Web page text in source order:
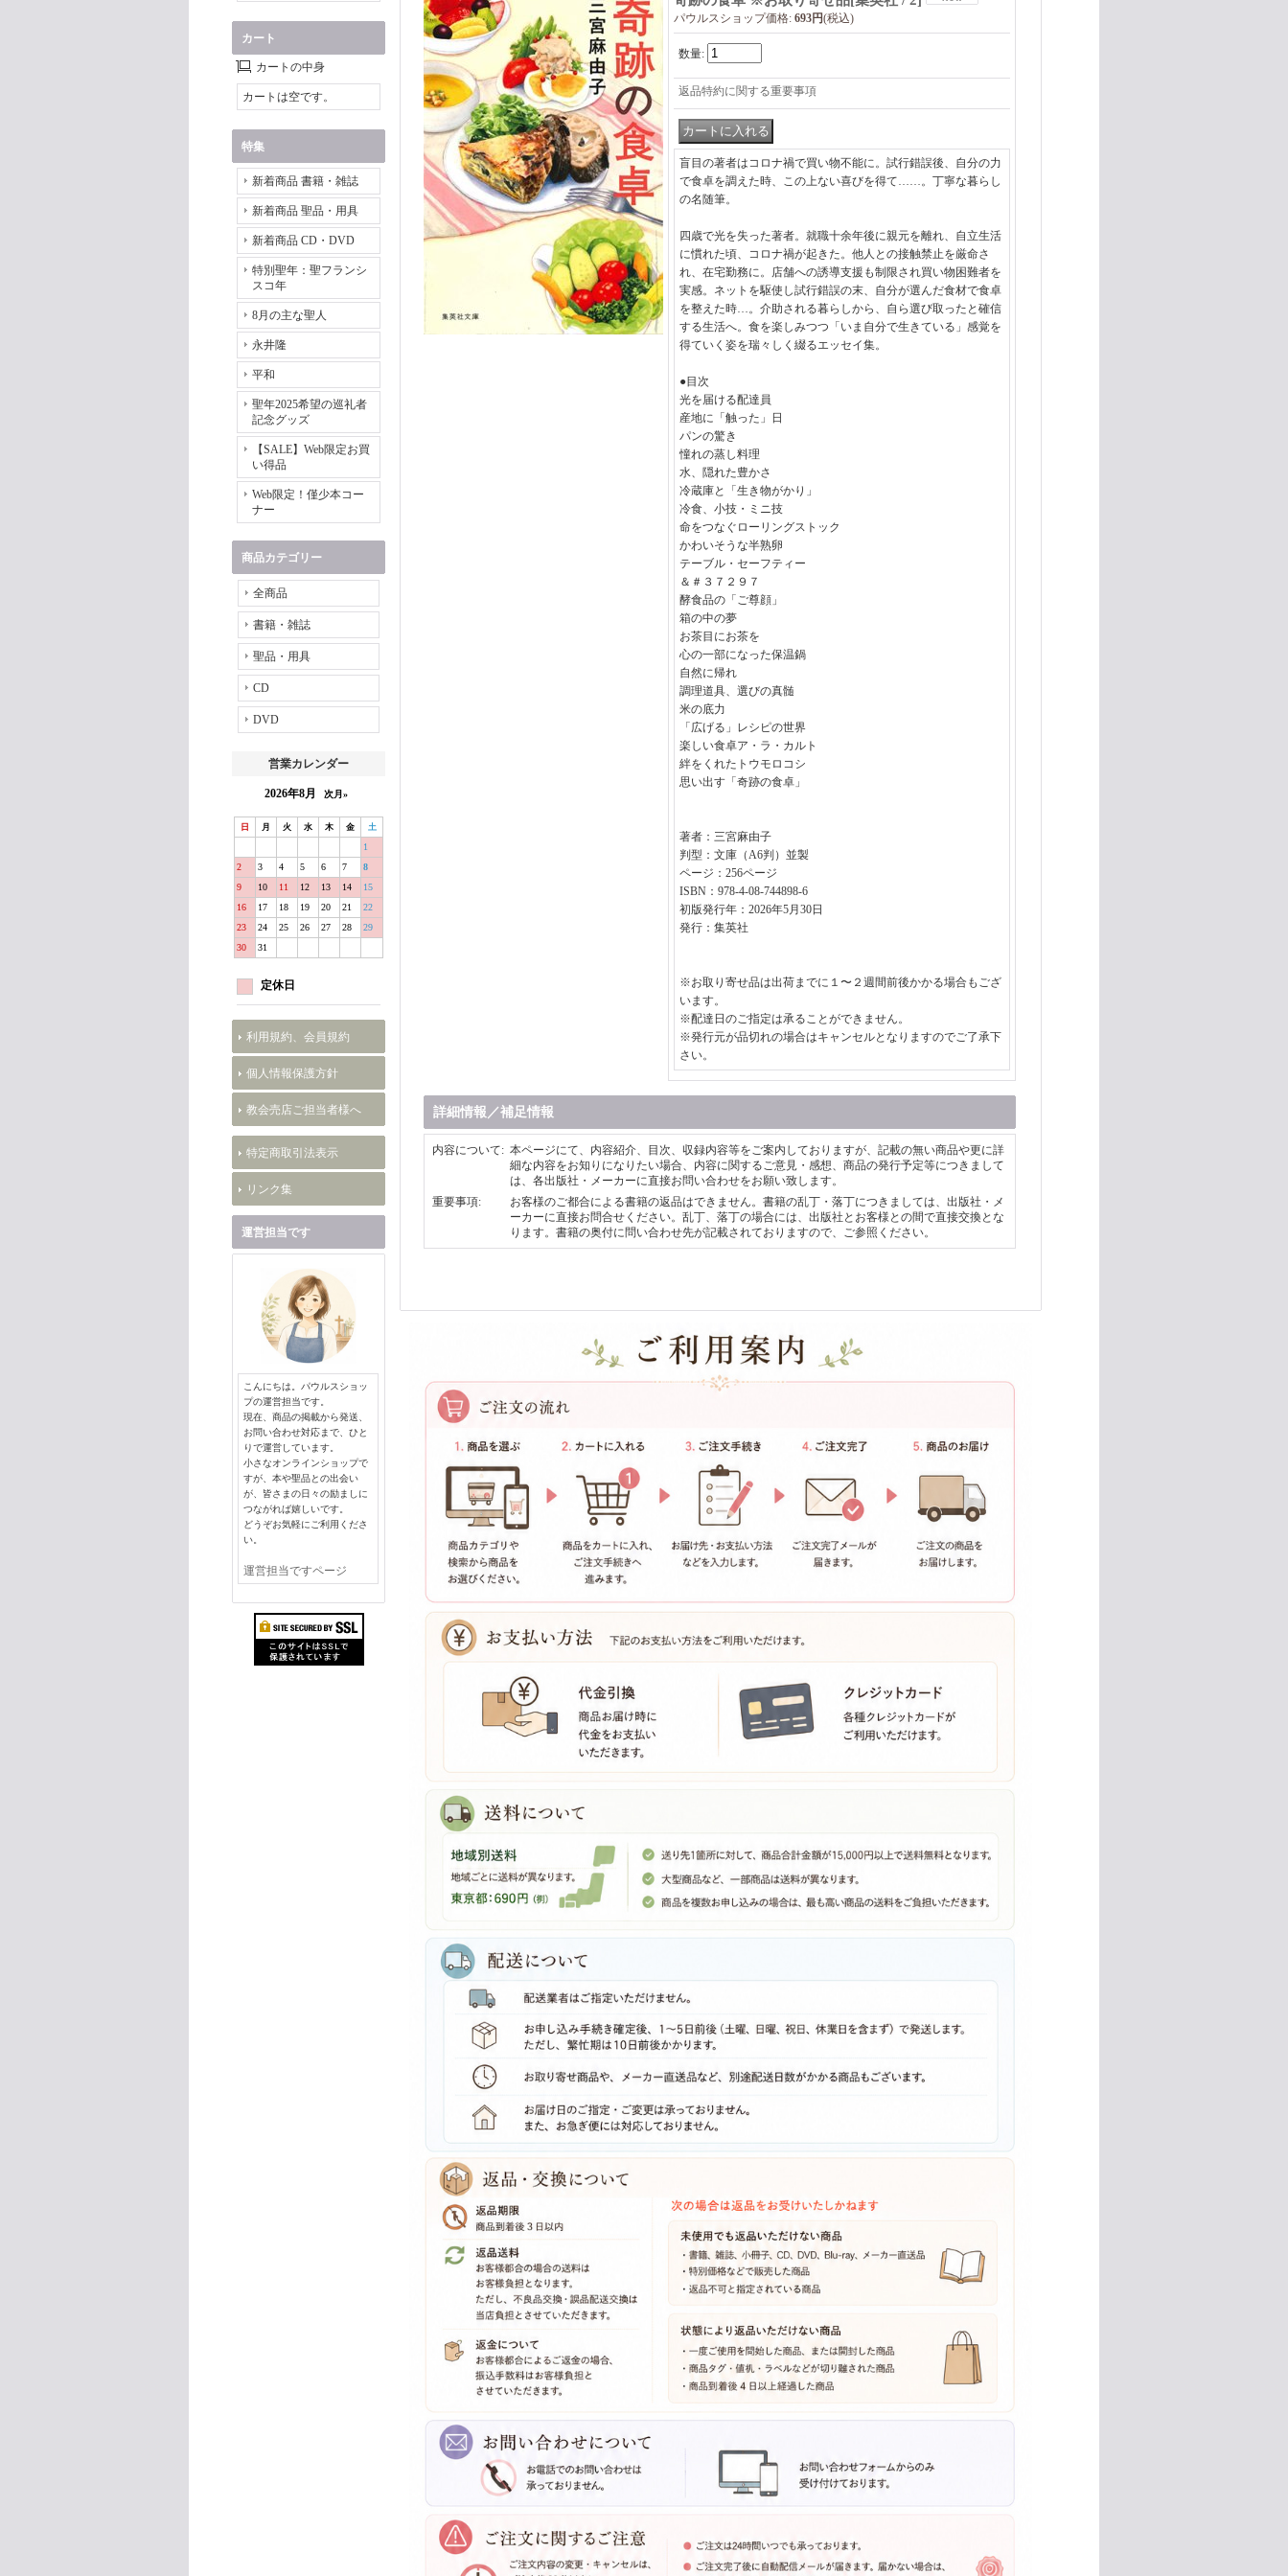
カート
カートの中身
カートは空です。
特集
新着商品 書籍・雑誌
新着商品 聖品・用具
新着商品 CD・DVD
特別聖年：聖フランシ
スコ年
8月の主な聖人
永井隆
平和
聖年2025希望の巡礼者
記念グッズ
【SALE】Web限定お買
い得品
Web限定！僅少本コー
ナー
商品カテゴリー
全商品
書籍・雑誌
聖品・用具
CD
DVD
営業カレンダー
2026年8月 次月»
日 月 火 水 木 金 土
1
2
3 4 5 6 7
8
9
10 11 12 13 14
15
16
17 18 19 20 21
22
23
24 25 26 27 28
29
30
31
定休日
利用規約、会員規約
個人情報保護方針
教会売店ご担当者様へ
特定商取引法表示
リンク集
運営担当です
こんにちは。パウルスショッ
プの運営担当です。
現在、商品の掲載から発送、
お問い合わせ対応まで、ひと
りで運営しています。
小さなオンラインショップで
すが、本や聖品との出会い
が、皆さまの日々の励ましに
つながれば嬉しいです。
どうぞお気軽にご利用くださ
い。
運営担当ですページ
パウルスショップ価格: 693円(税込)
数量:
返品特約に関する重要事項
盲目の著者はコロナ禍で買い物不能に。試行錯誤後、自分の力
で食卓を調えた時、この上ない喜びを得て……。丁寧な暮らし
の名随筆。
四歳で光を失った著者。就職十余年後に親元を離れ、自立生活
に慣れた頃、コロナ禍が起きた。他人との接触禁止を厳命さ
れ、在宅勤務に。店舗への誘導支援も制限され買い物困難者を
実感。ネットを駆使し試行錯誤の末、自分が選んだ食材で食卓
を整えた時…。介助される暮らしから、自ら選び取ったと確信
する生活へ。食を楽しみつつ「いま自分で生きている」感覚を
得ていく姿を瑞々しく綴るエッセイ集。
●目次
光を届ける配達員
産地に「触った」日
パンの驚き
憧れの蒸し料理
水、隠れた豊かさ
冷蔵庫と「生き物がかり」
冷食、小技・ミニ技
命をつなぐローリングストック
かわいそうな半熟卵
テーブル・セーフティー
＆＃３７２９７
酵食品の「ご尊顔」
箱の中の夢
お茶目にお茶を
心の一部になった保温鍋
自然に帰れ
調理道具、選びの真髄
米の底力
「広げる」レシピの世界
楽しい食卓ア・ラ・カルト
絆をくれたトウモロコシ
思い出す「奇跡の食卓」
著者：三宮麻由子
判型：文庫（A6判）並製
ページ：256ページ
ISBN：978-4-08-744898-6
初版発行年：2026年5月30日
発行：集英社
※お取り寄せ品は出荷までに１〜２週間前後かかる場合もござ
います。
※配達日のご指定は承ることができません。
※発行元が品切れの場合はキャンセルとなりますのでご了承下
さい。
詳細情報／補足情報
内容について: 本ページにて、内容紹介、目次、収録内容等をご案内しておりますが、記載の無い商品や更に詳
細な内容をお知りになりたい場合、内容に関するご意見・感想、商品の発行予定等につきまして
は、各出版社・メーカーに直接お問い合わせをお願い致します。
重要事項:
お客様のご都合による書籍の返品はできません。書籍の乱丁・落丁につきましては、出版社・メ
ーカーに直接お問合せください。乱丁、落丁の場合には、出版社とお客様との間で直接交換とな
ります。書籍の奥付に問い合わせ先が記載されておりますので、ご参照ください。